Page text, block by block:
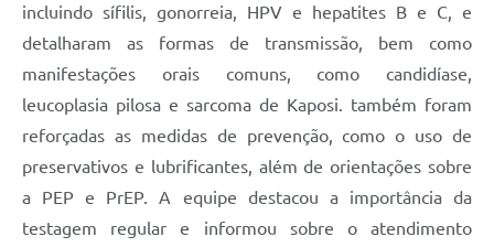
incluindo sífilis, gonorreia, HPV e hepatites B e C, e
detalharam as formas de transmissão, bem como
manifestações orais comuns, como candidíase,
leucoplasia pilosa e sarcoma de Kaposi. também foram
reforçadas as medidas de prevenção, como o uso de
preservativos e lubrificantes, além de orientações sobre
a PEP e PrEP. A equipe destacou a importância da
testagem regular e informou sobre o atendimento